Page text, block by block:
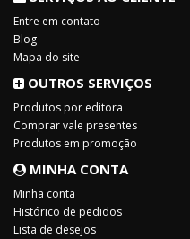
Entre em contato
Blog
Mapa do site
OUTROS SERVIÇOS
Produtos por editora
Comprar vale presentes
Produtos em promoção
MINHA CONTA
Minha conta
Histórico de pedidos
Lista de desejos